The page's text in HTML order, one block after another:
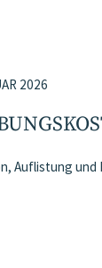
2026
Auflistung und